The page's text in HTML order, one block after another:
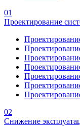
01
Проектирование
02
Снижение